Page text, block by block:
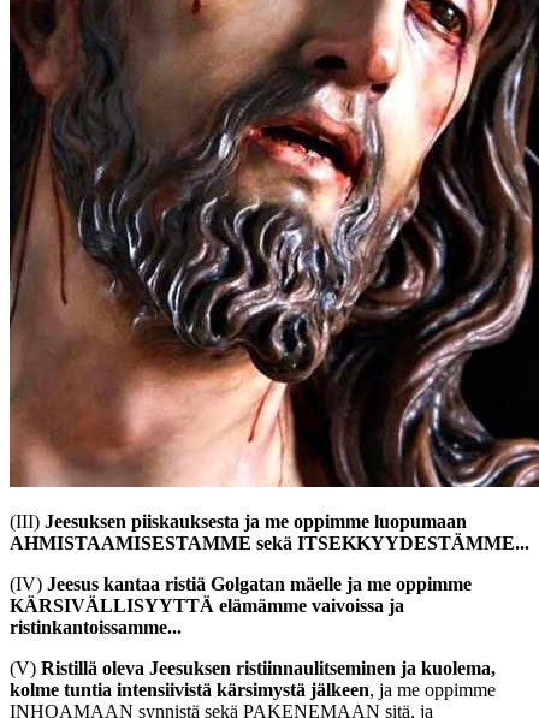
(III) Jeesuksen piiskauksesta ja me oppimme luopumaan
AHMISTAAMISESTAMME sekä ITSEKKYYDESTÄMME...
(IV) Jeesus kantaa ristiä Golgatan mäelle ja me oppimme
KÄRSIVÄLLISYYTTÄ elämämme vaivoissa ja
ristinkantoissamme...
(V) Ristillä oleva Jeesuksen ristiinnaulitseminen ja kuolema,
kolme tuntia intensiivistä kärsimystä jälkeen, ja me oppimme
INHOAMAAN synnistä sekä PAKENEMAAN sitä, ja